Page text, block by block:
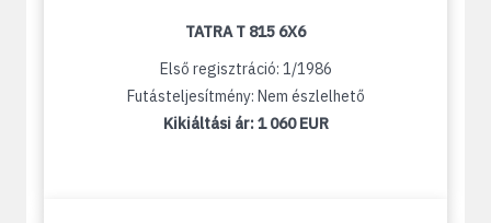
TATRA T 815 6X6
Első regisztráció: 1/1986
Futásteljesítmény: Nem észlelhető
Kikiáltási ár:1 060 EUR